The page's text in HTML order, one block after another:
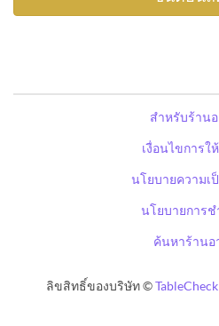
สำหรับร้าน
เงื่อนไขการใ
นโยบายความเ
นโยบายการช
ค้นหาร้านอ
ลิขสิทธิ์ของบริษัท ©